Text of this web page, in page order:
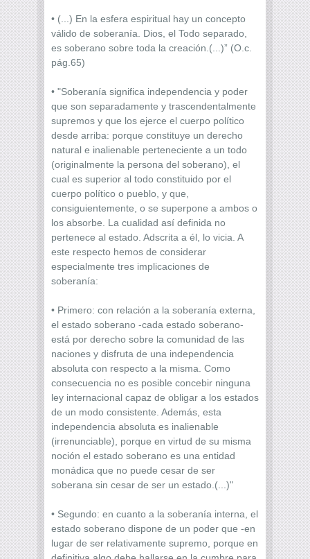
• (...) En la esfera espiritual hay un concepto
válido de soberanía. Dios, el Todo separado,
es soberano sobre toda la creación.(...)” (O.c.
pág.65)
• "Soberanía significa independencia y poder
que son separadamente y trascendentalmente
supremos y que los ejerce el cuerpo político
desde arriba: porque constituye un derecho
natural e inalienable perteneciente a un todo
(originalmente la persona del soberano), el
cual es superior al todo constituido por el
cuerpo político o pueblo, y que,
consiguientemente, o se superpone a ambos o
los absorbe. La cualidad así definida no
pertenece al estado. Adscrita a él, lo vicia. A
este respecto hemos de considerar
especialmente tres implicaciones de
soberanía:
• Primero: con relación a la soberanía externa,
el estado soberano -cada estado soberano-
está por derecho sobre la comunidad de las
naciones y disfruta de una independencia
absoluta con respecto a la misma. Como
consecuencia no es posible concebir ninguna
ley internacional capaz de obligar a los estados
de un modo consistente. Además, esta
independencia absoluta es inalienable
(irrenunciable), porque en virtud de su misma
noción el estado soberano es una entidad
monádica que no puede cesar de ser
soberana sin cesar de ser un estado.(...)"
• Segundo: en cuanto a la soberanía interna, el
estado soberano dispone de un poder que -en
lugar de ser relativamente supremo, porque en